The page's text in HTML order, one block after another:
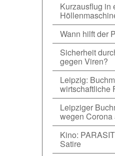
Kurzausflug in
Wann hilft der
Sicherheit
gegen Viren?
Leipzig:
wirtschaftliche
Leipziger
wegen Corona
Kino:
Satire